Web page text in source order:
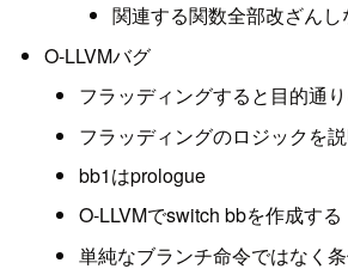
関連する関数全部改ざん
O-LLVMバグ
フラッディングすると目的通
フラッディングのロジックを
bb1はprologue
O-LLVMでswitch bbを作成する
単純なブランチ命令ではなく